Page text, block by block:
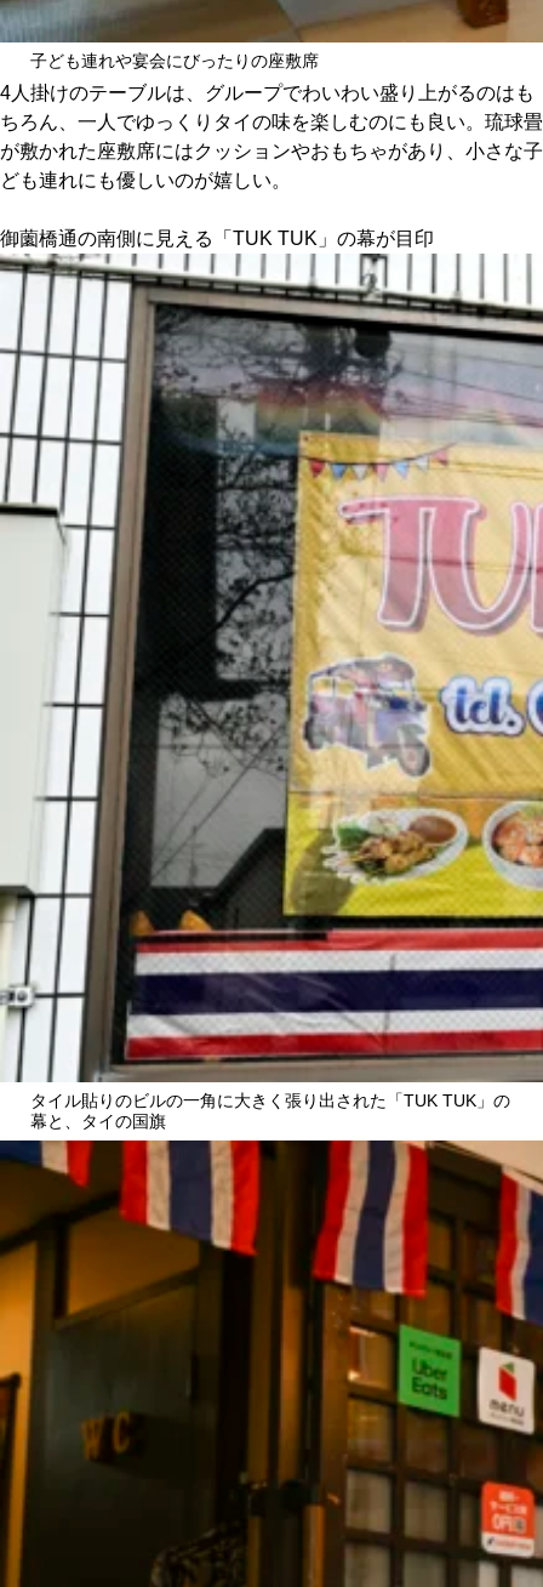
子ども連れや宴会にびったりの座敷席
4人掛けのテーブルは、グループでわいわい盛り上がるのはも
ちろん、一人でゆっくりタイの味を楽しむのにも良い。琉球畳
が敷かれた座敷席にはクッションやおもちゃがあり、小さな子
ども連れにも優しいのが嬉しい。
御薗橋通の南側に見える「TUK TUK」の幕が目印
タイル貼りのビルの一角に大きく張り出された「TUK TUK」の
幕と、タイの国旗